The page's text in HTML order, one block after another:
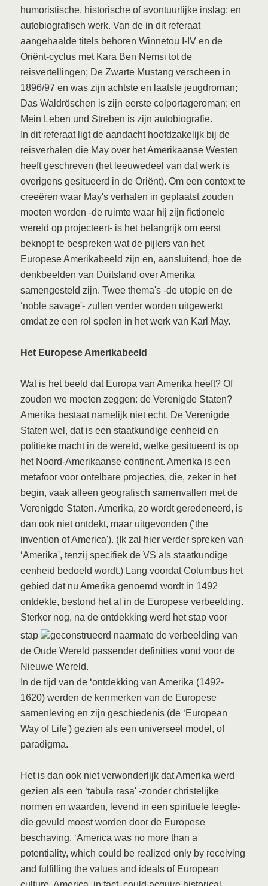
humoristische, historische of avontuurlijke inslag; en
autobiografisch werk. Van de in dit referaat
aangehaalde titels behoren Winnetou I-IV en de
Oriënt-cyclus met Kara Ben Nemsi tot de
reisvertellingen; De Zwarte Mustang verscheen in
1896/97 en was zijn achtste en laatste jeugdroman;
Das Waldröschen is zijn eerste colportageroman; en
Mein Leben und Streben is zijn autobiografie.
In dit referaat ligt de aandacht hoofdzakelijk bij de
reisverhalen die May over het Amerikaanse Westen
heeft geschreven (het leeuwedeel van dat werk is
overigens gesitueerd in de Oriënt). Om een context te
creeëren waar May's verhalen in geplaatst zouden
moeten worden -de ruimte waar hij zijn fictionele
wereld op projecteert- is het belangrijk om eerst
beknopt te bespreken wat de pijlers van het
Europese Amerikabeeld zijn en, aansluitend, hoe de
denkbeelden van Duitsland over Amerika
samengesteld zijn. Twee thema's -de utopie en de
‘noble savage'- zullen verder worden uitgewerkt
omdat ze een rol spelen in het werk van Karl May.
Het Europese Amerikabeeld
Wat is het beeld dat Europa van Amerika heeft? Of
zouden we moeten zeggen: de Verenigde Staten?
Amerika bestaat namelijk niet echt. De Verenigde
Staten wel, dat is een staatkundige eenheid en
politieke macht in de wereld, welke gesitueerd is op
het Noord-Amerikaanse continent. Amerika is een
metafoor voor ontelbare projecties, die, zeker in het
begin, vaak alleen geografisch samenvallen met de
Verenigde Staten. Amerika, zo wordt geredeneerd, is
dan ook niet ontdekt, maar uitgevonden (‘the
invention of America'). (Ik zal hier verder spreken van
‘Amerika', tenzij specifiek de VS als staatkundige
eenheid bedoeld wordt.) Lang voordat Columbus het
gebied dat nu Amerika genoemd wordt in 1492
ontdekte, bestond het al in de Europese verbeelding.
Sterker nog, na de ontdekking werd het stap voor
stap
geconstrueerd naarmate de verbeelding van
de Oude Wereld passender definities vond voor de
Nieuwe Wereld.
In de tijd van de ‘ontdekking van Amerika (1492-
1620) werden de kenmerken van de Europese
samenleving en zijn geschiedenis (de ‘European
Way of Life') gezien als een universeel model, of
paradigma.
Het is dan ook niet verwonderlijk dat Amerika werd
gezien als een ‘tabula rasa' -zonder christelijke
normen en waarden, levend in een spirituele leegte-
die gevuld moest worden door de Europese
beschaving. ‘America was no more than a
potentiality, which could be realized only by receiving
and fulfilling the values and ideals of European